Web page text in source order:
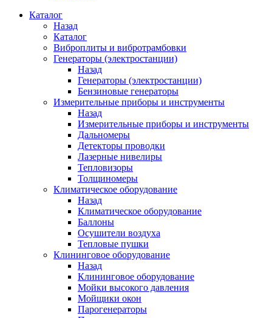
Каталог
Назад
Каталог
Виброплиты и вибротрамбовки
Генераторы (электростанции)
Назад
Генераторы (электростанции)
Бензиновые генераторы
Измерительные приборы и инструменты
Назад
Измерительные приборы и инструменты
Дальномеры
Детекторы проводки
Лазерные нивелиры
Тепловизоры
Толщиномеры
Климатическое оборудование
Назад
Климатическое оборудование
Баллоны
Осушители воздуха
Тепловые пушки
Клининговое оборудование
Назад
Клининговое оборудование
Мойки высокого давления
Мойщики окон
Парогенераторы